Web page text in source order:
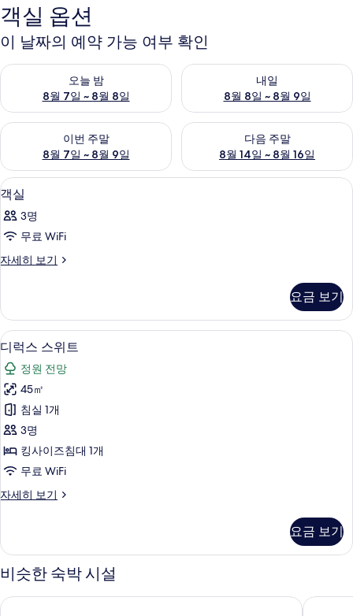
객실 옵션
이 날짜의 예약 가능 여부 확인
오늘 밤
8월 7일 ~ 8월 8일
오늘 밤 예약 가능 여부 확인, 8월 7일 ~ 8월 8일
내일
8월 8일 ~ 8월 9일
내일 예약 가능 여부 확인, 8월
이번 주말
8월 7일 ~ 8월 9일
이번 주말 예약 가능 여부 확인, 8월 7일 ~ 8월 9일
다음 주말
8월 14일 ~ 8월 16일
다음 주말 예약 가능 여부 확인,
객
실
사
진
모
보
기
12
객실
3명
무료 WiFi
자세히 보기
객
히
보
기
요금 보기
디
럭
스
스
위
트
사
진
모
보
기
12
디럭스 스위트
정원 전망
45㎡
침실 1개
3명
킹사이즈침대 1개
무료 WiFi
자세히 보기
디
위
자
히
요금 보기
비슷한 숙박 시설
펄 선셋 리조트, 선셋 모먼츠, 어덜츠 온리 폰테 빌